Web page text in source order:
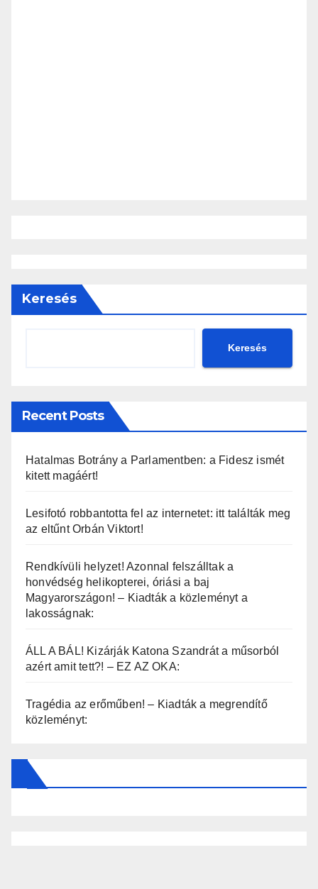
Keresés
Keresés
Recent Posts
Hatalmas Botrány a Parlamentben: a Fidesz ismét
kitett magáért!
Lesifotó robbantotta fel az internetet: itt találták meg
az eltűnt Orbán Viktort!
Rendkívüli helyzet! Azonnal felszálltak a
honvédség helikopterei, óriási a baj
Magyarországon! – Kiadták a közleményt a
lakosságnak:
ÁLL A BÁL! Kizárják Katona Szandrát a műsorból
azért amit tett?! – EZ AZ OKA:
Tragédia az erőműben! – Kiadták a megrendítő
közleményt: